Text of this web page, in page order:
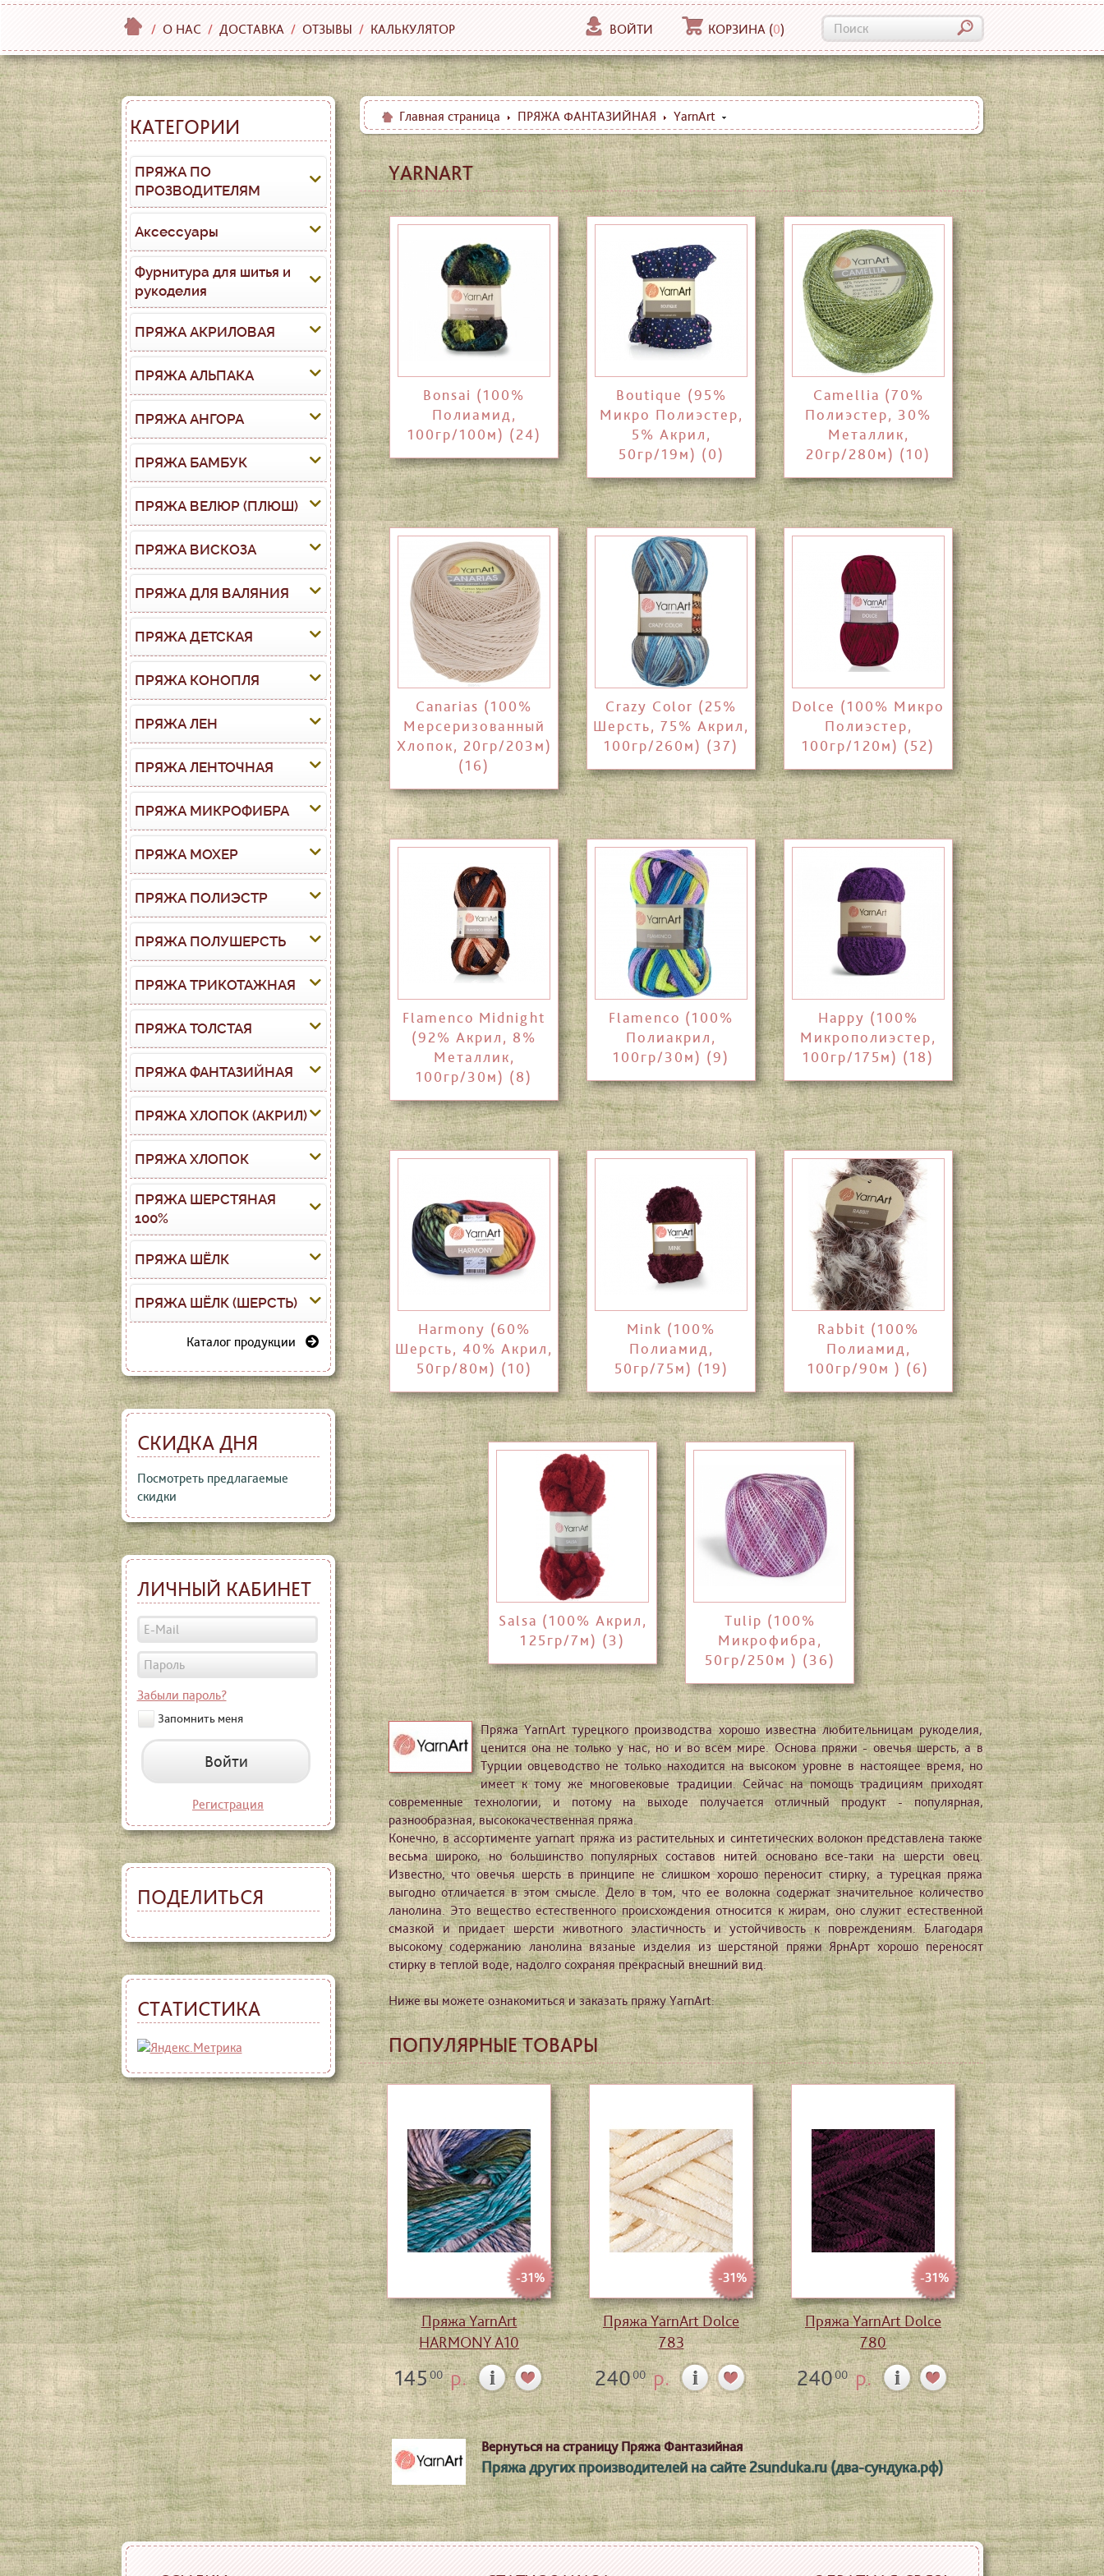
/ О НАС / ДОСТАВКА / ОТЗЫВЫ / КАЛЬКУЛЯТОР ВОЙТИ КОРЗИНА (0)
КАТЕГОРИИ
ПРЯЖА ПО
ПРОЗВОДИТЕЛЯМ
Аксессуары
Фурнитура для шитья и
рукоделия
ПРЯЖА АКРИЛОВАЯ
ПРЯЖА АЛЬПАКА
ПРЯЖА АНГОРА
ПРЯЖА БАМБУК
ПРЯЖА ВЕЛЮР (ПЛЮШ)
ПРЯЖА ВИСКОЗА
ПРЯЖА ДЛЯ ВАЛЯНИЯ
ПРЯЖА ДЕТСКАЯ
ПРЯЖА КОНОПЛЯ
ПРЯЖА ЛЕН
ПРЯЖА ЛЕНТОЧНАЯ
ПРЯЖА МИКРОФИБРА
ПРЯЖА МОХЕР
ПРЯЖА ПОЛИЭСТР
ПРЯЖА ПОЛУШЕРСТЬ
ПРЯЖА ТРИКОТАЖНАЯ
ПРЯЖА ТОЛСТАЯ
ПРЯЖА ФАНТАЗИЙНАЯ
ПРЯЖА ХЛОПОК (АКРИЛ)
ПРЯЖА ХЛОПОК
ПРЯЖА ШЕРСТЯНАЯ
100%
ПРЯЖА ШЁЛК
ПРЯЖА ШЁЛК (ШЕРСТЬ)
Каталог продукции
СКИДКА ДНЯ
Посмотреть предлагаемые
скидки
ЛИЧНЫЙ КАБИНЕТ
Забыли пароль?
Запомнить меня
Войти
Регистрация
ПОДЕЛИТЬСЯ
СТАТИСТИКА
Главная страница ПРЯЖА ФАНТАЗИЙНАЯ YarnArt
YARNART
Bonsai (100%
Полиамид,
100гр/100м) (24)
Boutique (95%
Микро Полиэстер,
5% Акрил,
50гр/19м) (0)
Camellia (70%
Полиэстер, 30%
Металлик,
20гр/280м) (10)
Canarias (100%
Мерсеризованный
Хлопок, 20гр/203м)
(16)
Crazy Color (25%
Шерсть, 75% Акрил,
100гр/260м) (37)
Dolce (100% Микро
Полиэстер,
100гр/120м) (52)
Flamenco Midnight
(92% Акрил, 8%
Металлик,
100гр/30м) (8)
Flamenco (100%
Полиакрил,
100гр/30м) (9)
Happy (100%
Микрополиэстер,
100гр/175м) (18)
Harmony (60%
Шерсть, 40% Акрил,
50гр/80м) (10)
Mink (100%
Полиамид,
50гр/75м) (19)
Rabbit (100%
Полиамид,
100гр/90м ) (6)
Salsa (100% Акрил,
125гр/7м) (3)
Tulip (100%
Микрофибра,
50гр/250м ) (36)
Пряжа YarnArt турецкого производства хорошо известна любительницам рукоделия,
ценится она не только у нас, но и во всем мире. Основа пряжи - овечья шерсть, а в
Турции овцеводство не только находится на высоком уровне в настоящее время, но
имеет к тому же многовековые традиции. Сейчас на помощь традициям приходят
современные технологии, и потому на выходе получается отличный продукт - популярная,
разнообразная, высококачественная пряжа.
Конечно, в ассортименте yarnart пряжа из растительных и синтетических волокон представлена также
весьма широко, но большинство популярных составов нитей основано все-таки на шерсти овец.
Известно, что овечья шерсть в принципе не слишком хорошо переносит стирку, а турецкая пряжа
выгодно отличается в этом смысле. Дело в том, что ее волокна содержат значительное количество
ланолина. Это вещество естественного происхождения относится к жирам, оно служит естественной
смазкой и придает шерсти животного эластичность и устойчивость к повреждениям. Благодаря
высокому содержанию ланолина вязаные изделия из шерстяной пряжи ЯрнАрт хорошо переносят
стирку в теплой воде, надолго сохраняя прекрасный внешний вид.
Ниже вы можете ознакомиться и заказать пряжу YarnArt:
ПОПУЛЯРНЫЕ ТОВАРЫ
-31%
Пряжа YarnArt
HARMONY A10
14500р.
-31%
Пряжа YarnArt Dolce
783
24000р.
-31%
Пряжа YarnArt Dolce
780
24000р.
Вернуться на страницу Пряжа Фантазийная
Пряжа других производителей на сайте 2sunduka.ru (два-сундука.рф)